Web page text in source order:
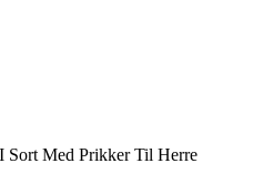
Sort Med Prikker Til Herre